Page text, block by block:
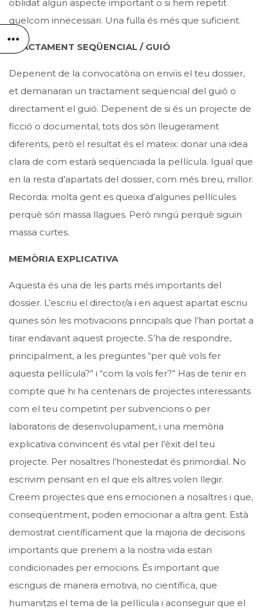
oblidat algun aspecte important o si hem repetit
quelcom innecessari. Una fulla és més que suficient.
TRACTAMENT SEQÜENCIAL / GUIÓ
Depenent de la convocatòria on enviïs el teu dossier,
et demanaran un tractament seqüencial del guió o
directament el guió. Depenent de si és un projecte de
ficció o documental, tots dos són lleugerament
diferents, però el resultat és el mateix: donar una idea
clara de com estarà seqüenciada la pel·lícula. Igual que
en la resta d’apartats del dossier, com més breu, millor.
Recorda: molta gent es queixa d’algunes pel·lícules
perquè són massa llagues. Però ningú perquè siguin
massa curtes.
MEMÒRIA EXPLICATIVA
Aquesta és una de les parts més importants del
dossier. L’escriu el director/a i en aquest apartat escriu
quines són les motivacions principals que l’han portat a
tirar endavant aquest projecte. S’ha de respondre,
principalment, a les preguntes “per què vols fer
aquesta pel·lícula?” i “com la vols fer?” Has de tenir en
compte que hi ha centenars de projectes interessants
com el teu competint per subvencions o per
laboratoris de desenvolupament, i una memòria
explicativa convincent és vital per l’èxit del teu
projecte. Per nosaltres l’honestedat és primordial. No
escrivim pensant en el que els altres volen llegir.
Creem projectes que ens emocionen a nosaltres i que,
conseqüentment, poden emocionar a altra gent. Està
demostrat científicament que la majoria de decisions
importants que prenem a la nostra vida estan
condicionades per emocions. És important que
escriguis de manera emotiva, no científica, que
humanitzis el tema de la pel·lícula i aconseguir que el